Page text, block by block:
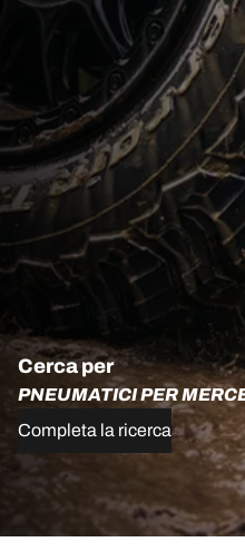
Cerca per
PNEUMATICI PER
Completa la ricerca